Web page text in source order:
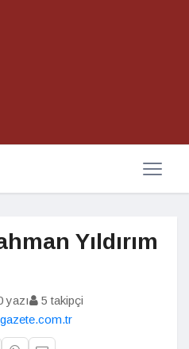
Yıldırım
yazı
5 takipçi